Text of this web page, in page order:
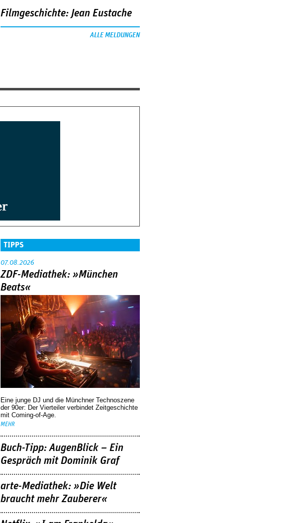
Filmgeschichte: Jean Eustache
ALLE MELDUNGEN
TIPPS
07.08.2026
ZDF-Mediathek: »München
Beats«
Eine junge DJ und die Münchner Technoszene
der 90er: Der Vierteiler verbindet Zeitgeschichte
mit Coming-of-Age.
MEHR
Buch-Tipp: AugenBlick – Ein
Gespräch mit Dominik Graf
arte-Mediathek: »Die Welt
braucht mehr Zauberer«